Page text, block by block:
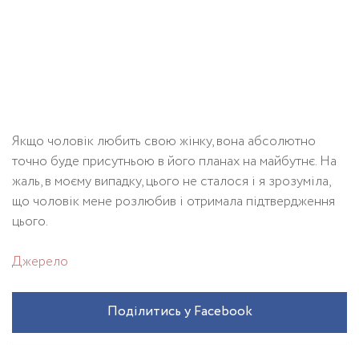
Якщо чоловік любить свою жінку, вона абсолютно
точно буде присутньою в його планах на майбутнє. На
жаль, в моєму випадку, цього не сталося і я зрозуміла,
що чоловік мене розлюбив і отримала підтвердження
цього.
Джерело
Поділитись у Facebook